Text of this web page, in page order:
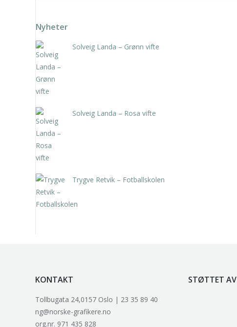
Nyheter
Solveig Landa – Grønn vifte
Solveig Landa – Rosa vifte
Trygve Retvik – Fotballskolen
KONTAKT
Tollbugata 24,0157 Oslo | 23 35 89 40
ng@norske-grafikere.no
org.nr. 971 435 828
STØTTET AV